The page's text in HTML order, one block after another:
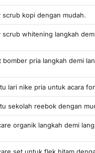
scrub kopi dengan mudah.
scrub whitening langkah
bomber pria langkah demi
lari nike pria untuk acara
sekolah reebok dengan
organik langkah demi
set untuk flek hitam